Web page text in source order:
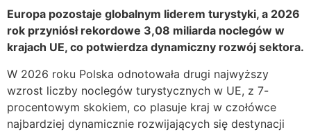
Europa pozostaje globalnym liderem turystyki, a 2026
rok przyniósł rekordowe 3,08 miliarda noclegów w
krajach UE, co potwierdza dynamiczny rozwój sektora.
W 2026 roku Polska odnotowała drugi najwyższy
wzrost liczby noclegów turystycznych w UE, z 7-
procentowym skokiem, co plasuje kraj w czołówce
najbardziej dynamicznie rozwijających się destynacji